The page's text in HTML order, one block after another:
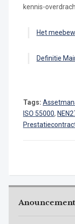
kennis-
Het
Definitie
Tags:
ISO 55000,